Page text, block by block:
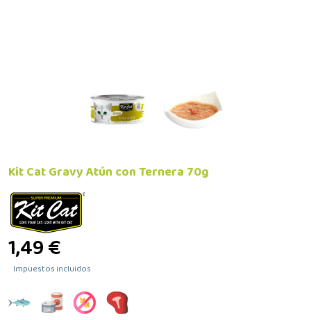
Kit Cat Gravy Atún con Ternera 70g
1,49 €
Impuestos incluidos